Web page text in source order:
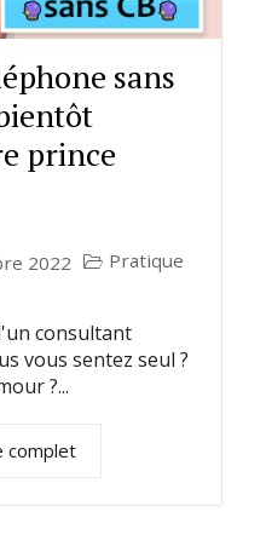
sans
prince
2022
Pratique
consultant
vous sentez seul ?
?...
complet